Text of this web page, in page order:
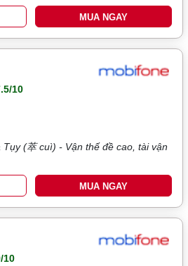
MUA NGAY
10
(萃 cuì) - Vận thế đề cao, tài vận
MUA NGAY
10